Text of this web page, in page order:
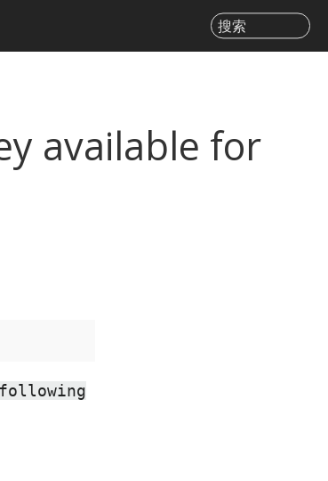
搜索
available for